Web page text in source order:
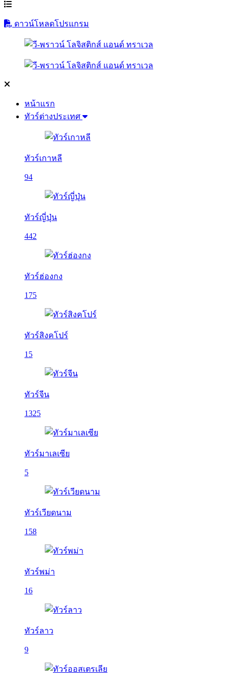
ดาวน์โหลดโปรแกรม
หน้าแรก
ทัวร์ต่างประเทศ
ทัวร์เกาหลี
94
ทัวร์ญี่ปุ่น
442
ทัวร์ฮ่องกง
175
ทัวร์สิงคโปร์
15
ทัวร์จีน
1325
ทัวร์มาเลเซีย
5
ทัวร์เวียดนาม
158
ทัวร์พม่า
16
ทัวร์ลาว
9